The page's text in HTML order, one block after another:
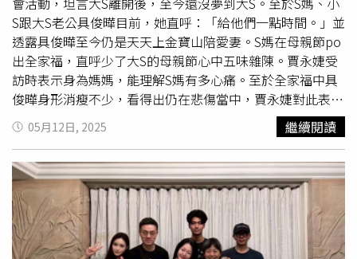
北京補辦婚宴，婚紗更由汪小菲親自打造，鑲嵌999顆鑽
石，婚房也是他斥資購入、結束多年租屋生活，對妻子的用
心可見一斑。汪小菲的好友李進良、田欣受邀擔任伴郎、伴
娘，一同見證喜事。汪小菲、Mandy今在北京辦婚宴。（圖
／翻攝Mandy抖音）對此，S媽也提及對前女婿汪小菲再婚
的態度：「希望他們婚後能夠愛我的孫孫，熙媛用命生的孩
子。」一句話道出身為外婆的盼望與牽掛。S媽在凌晨貼文
中也透露，儘管孫子就在不遠處，卻因法律與現實無法相
見，讓她忍不住感嘆：「沒經他們同意，近在咫尺我卻不能
看，什麼世界什麼法律？」令人心酸。
S跟大S老公具俊曄目前，她直呼：「給他們一點時間。」並
透露具俊曄至今仍是天天上金寶山陪愛妻。S媽在母親節po
出全家福，直呼少了大S的母親節心中五味雜陳。賈永婕受
訪時表示身為媽媽，能理解S媽有多心痛。至於全家福中具
俊曄身形消瘦不少，看得出仍在悲傷當中，賈永婕對此表
示：「我聽S媽說，姐夫（具俊曄）現在還是天天去金寶山
看大S，我想他還在很傷痛的修復期，給他們一點時間。」
小S因姊姊猝逝向節目《小姐不熙娣》告假半年，如今復出
計畫傳出會暫緩，賈永婕提到小S，她坦言：「我覺得大家
給她一點力量，她還是需要一點時間。」
05月12日, 2025 繼續閱讀